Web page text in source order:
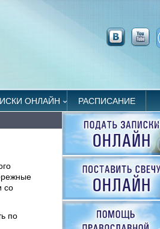
ОНЛАЙН РАСПИСАНИЕ
со
по